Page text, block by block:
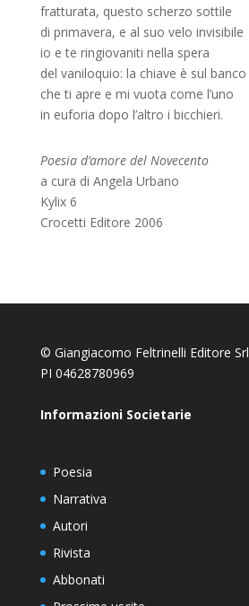
fratturata, questo scherzo sottile
di primavera, e al suo velo invisibile
io e te ringiovaniti nella spera
del vaniloquio: la chiave è sul banco
che ti apre e mi vuota come l’uno
in euforia dopo l’altro i bicchieri.
Poesia d’amore del Novecento
a cura di Angela Urbano
Kylix 6
Crocetti Editore 2006
© Giangiacomo Feltrinelli Editore Srl
PI 04628780969
Informazioni Societarie
Poesia
Narrativa
Autori
Rivista
Abbonati